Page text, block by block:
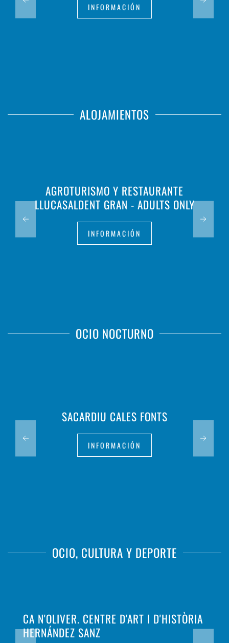
INFORMACIÓN
ALOJAMIENTOS
AGROTURISMO Y RESTAURANTE
LLUCASALDENT GRAN - ADULTS ONLY
INFORMACIÓN
OCIO NOCTURNO
SACARDIU CALES FONTS
INFORMACIÓN
OCIO, CULTURA Y DEPORTE
CA N'OLIVER. CENTRE D'ART I D'HISTÒRIA
HERNÁNDEZ SANZ